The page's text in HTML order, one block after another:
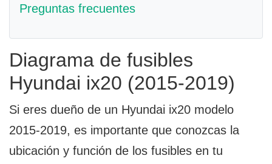
Preguntas frecuentes
Diagrama de fusibles
Hyundai ix20 (2015-2019)
Si eres dueño de un Hyundai ix20 modelo
2015-2019, es importante que conozcas la
ubicación y función de los fusibles en tu